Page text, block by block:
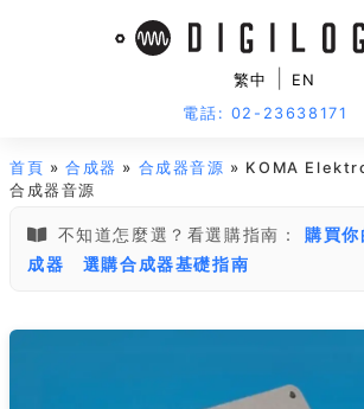
繁中
EN
電話: 02-23638171
首頁 »合成器 » 合成器音源 » KOMA
合成器音源
不知道怎麼選？看選購指南：
購買你
成器
選購合成器基礎指南